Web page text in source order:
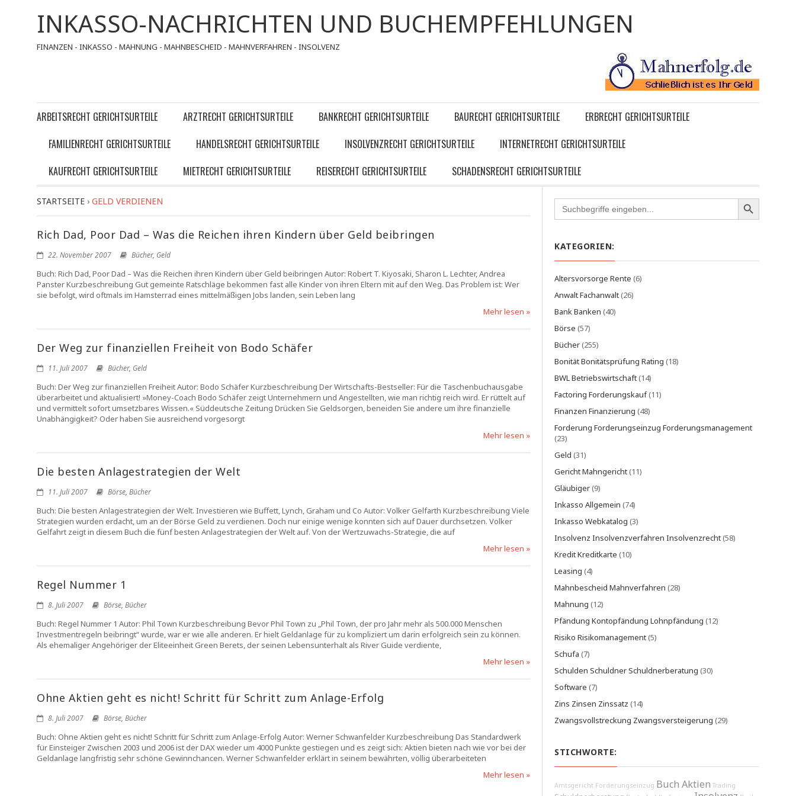
INKASSO-NACHRICHTEN UND BUCHEMPFEHLUNGEN
FINANZEN - INKASSO - MAHNUNG - MAHNBESCHEID - MAHNVERFAHREN - INSOLVENZ
ARBEITSRECHT GERICHTSURTEILE ARZTRECHT GERICHTSURTEILE BANKRECHT GERICHTSURTEILE BAURECHT GERICHTSURTEILE
ERBRECHT GERICHTSURTEILE
FAMILIENRECHT GERICHTSURTEILE
HANDELSRECHT GERICHTSURTEILE INSOLVENZRECHT GERICHTSURTEILE
INTERNETRECHT GERICHTSURTEILE
KAUFRECHT GERICHTSURTEILE
MIETRECHT GERICHTSURTEILE REISERECHT GERICHTSURTEILE SCHADENSRECHT GERICHTSURTEILE
STARTSEITE › GELD VERDIENEN
Rich Dad, Poor Dad – Was die Reichen ihren Kindern über Geld beibringen
22. November 2007 Bücher, Geld
Buch: Rich Dad, Poor Dad – Was die Reichen ihren Kindern über Geld beibringen Autor: Robert T. Kiyosaki, Sharon L. Lechter, Andrea
Panster Kurzbeschreibung Gut gemeinte Ratschläge bekommen fast alle Kinder von ihren Eltern mit auf den Weg. Das Problem ist: Wer
sie befolgt, wird oftmals im Hamsterrad eines mittelmäßigen Jobs landen, sein Leben lang
Mehr lesen »
Der Weg zur finanziellen Freiheit von Bodo Schäfer
11. Juli 2007 Bücher, Geld
Buch: Der Weg zur finanziellen Freiheit Autor: Bodo Schäfer Kurzbeschreibung Der Wirtschafts-Bestseller: Für die Taschenbuchausgabe
überarbeitet und aktualisiert! »Money-Coach Bodo Schäfer zeigt Unternehmern und Angestellten, wie man richtig reich wird. Er rüttelt auf
und vermittelt sofort umsetzbares Wissen.« Süddeutsche Zeitung Drücken Sie Geldsorgen, beneiden Sie andere um ihre finanzielle
Unabhängigkeit? Oder haben Sie ausreichend vorgesorgt
Mehr lesen »
Die besten Anlagestrategien der Welt
11. Juli 2007 Börse, Bücher
Buch: Die besten Anlagestrategien der Welt. Investieren wie Buffett, Lynch, Graham und Co Autor: Volker Gelfarth Kurzbeschreibung Viele
Strategien wurden erdacht, um an der Börse Geld zu verdienen. Doch nur einige wenige konnten sich auf Dauer durchsetzen. Volker
Gelfahrt zeigt in diesem Buch die fünf besten Anlagestrategien der Welt auf. Von der Wertzuwachs-Strategie, die auf
Mehr lesen »
Regel Nummer 1
8. Juli 2007 Börse, Bücher
Buch: Regel Nummer 1 Autor: Phil Town Kurzbeschreibung Bevor Phil Town zu „Phil Town, der pro Jahr mehr als 500.000 Menschen
Investmentregeln beibringt“ wurde, war er wie alle anderen. Er hielt Geldanlage für zu kompliziert um darin erfolgreich sein zu können.
Als ehemaliger Angehöriger der Eliteeinheit Green Berets, der seinen Lebensunterhalt als River Guide verdiente,
Mehr lesen »
Ohne Aktien geht es nicht! Schritt für Schritt zum Anlage-Erfolg
8. Juli 2007 Börse, Bücher
Buch: Ohne Aktien geht es nicht! Schritt für Schritt zum Anlage-Erfolg Autor: Werner Schwanfelder Kurzbeschreibung Das Standardwerk
für Einsteiger Zwischen 2003 und 2006 ist der DAX wieder um 4000 Punkte gestiegen und es zeigt sich: Aktien bieten nach wie vor bei der
Geldanlage langfristig sehr schöne Gewinnchancen. Werner Schwanfelder erklärt in seinem bewährten, völlig überarbeiteten
Mehr lesen »
Search
for:
KATEGORIEN:
Altersvorsorge Rente (6)
Anwalt Fachanwalt(26)
Bank Banken (40)
Börse (57)
Bücher(255)
Bonität Bonitätsprüfung Rating (18)
BWL Betriebswirtschaft(14)
Factoring Forderungskauf(11)
Finanzen Finanzierung (48)
Forderung Forderungseinzug Forderungsmanagement
(23)
Geld (31)
Gericht Mahngericht(11)
Gläubiger(9)
Inkasso Allgemein (74)
Inkasso Webkatalog (3)
Insolvenz Insolvenzverfahren Insolvenzrecht(58)
Kredit Kreditkarte (10)
Leasing (4)
Mahnbescheid Mahnverfahren (28)
Mahnung (12)
Pfändung Kontopfändung Lohnpfändung (12)
Risiko Risikomanagement(5)
Schufa (7)
Schulden Schuldner Schuldnerberatung (30)
Software (7)
Zins Zinsen Zinssatz (14)
Zwangsvollstreckung Zwangsversteigerung (29)
STICHWORTE:
Amtsgericht Forderungseinzug Buch Aktien Trading